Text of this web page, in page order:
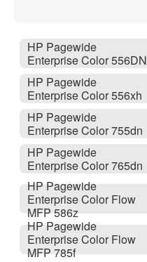
HP Pagewide
Enterprise Color 556DN
HP Pagewide
Enterprise Color 556xh
HP Pagewide
Enterprise Color 755dn
HP Pagewide
Enterprise Color 765dn
HP Pagewide
Enterprise Color Flow
MFP 586z
HP Pagewide
Enterprise Color Flow
MFP 785f